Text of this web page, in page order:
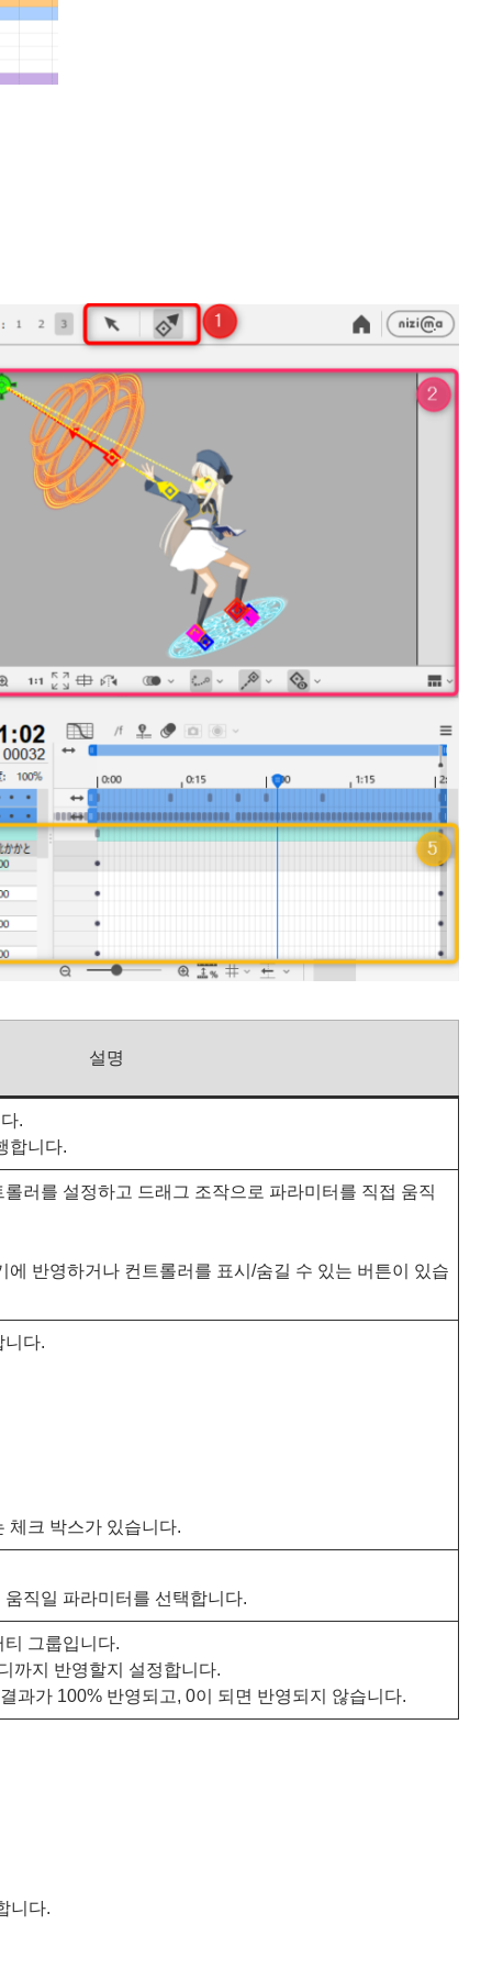
설명
.
합니다.
러를 설정하고 드래그 조작으로 파라미터를 직접 움직
에 반영하거나 컨트롤러를 표시/숨길 수 있는 버튼이 있습
니다.
체크 박스가 있습니다.
직일 파라미터를 선택합니다.
그룹입니다.
까지 반영할지 설정합니다.
과가 100% 반영되고, 0이 되면 반영되지 않습니다.
니다.